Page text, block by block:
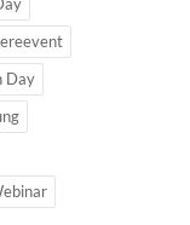
Day